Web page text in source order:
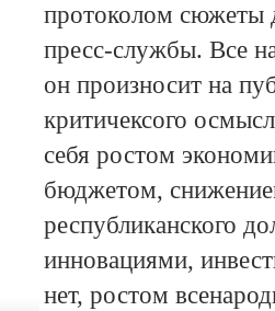
протоколом сюжеты
пресс-службы. Все
он произносит на
критичексого
себя ростом
бюджетом,
республиканского
инновациями,
нет, ростом